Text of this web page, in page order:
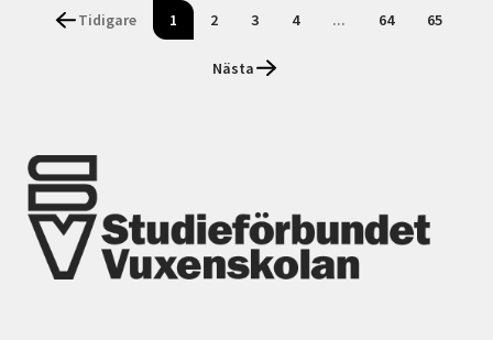
Tidigare 1 2 3 4 ... 64 65
Nästa